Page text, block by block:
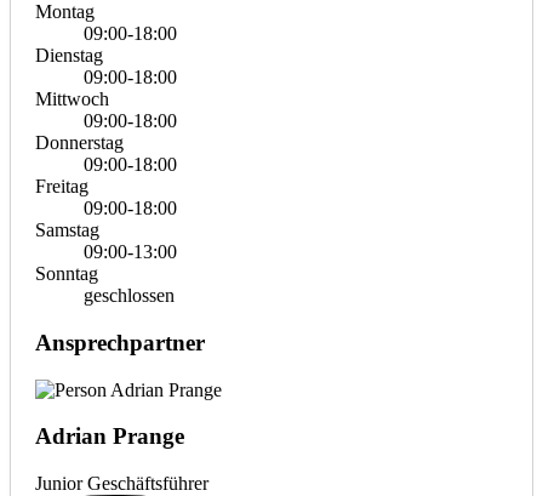
Montag
09:00-18:00
Dienstag
09:00-18:00
Mittwoch
09:00-18:00
Donnerstag
09:00-18:00
Freitag
09:00-18:00
Samstag
09:00-13:00
Sonntag
geschlossen
Ansprechpartner
Adrian Prange
Junior Geschäftsführer